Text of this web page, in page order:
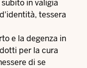
in valigia
tessera
e la degenza in
per la cura
di se